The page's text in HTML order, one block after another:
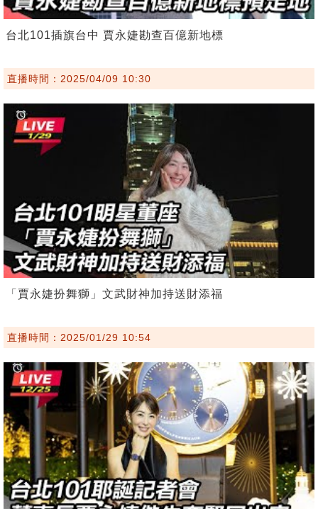
台北101插旗台中 賈永婕勘查百億新地標
直播時間：2025/04/09 10:30
「賈永婕扮舞獅」文武財神加持送財添福
直播時間：2025/01/29 10:54